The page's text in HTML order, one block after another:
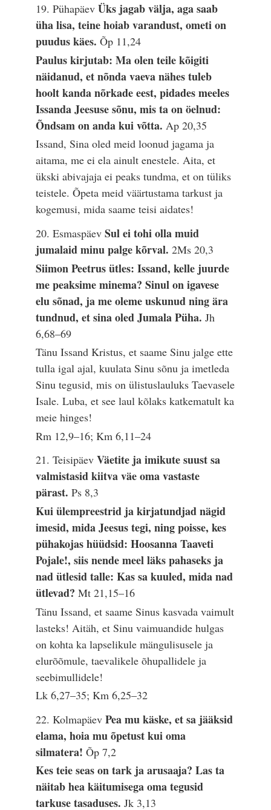
19. PühapäevÜks jagab välja, aga saab
üha lisa, teine hoiab varandust, ometi on
puudus käes.Õp 11,24
Paulus kirjutab: Ma olen teile kõigiti
näidanud, et nõnda vaeva nähes tuleb
hoolt kanda nõrkade eest, pidades meeles
Issanda Jeesuse sõnu, mis ta on öelnud:
Õndsam on anda kui võtta.Ap 20,35
Issand, Sina oled meid loonud jagama ja
aitama, me ei ela ainult enestele. Aita, et
ükski abivajaja ei peaks tundma, et on tüliks
teistele. Õpeta meid väärtustama tarkust ja
kogemusi, mida saame teisi aidates!
20. EsmaspäevSul ei tohi olla muid
jumalaid minu palge kõrval.2Ms 20,3
Siimon Peetrus ütles: Issand, kelle juurde
me peaksime minema? Sinul on igavese
elu sõnad, ja me oleme uskunud ning ära
tundnud, et sina oled Jumala Püha.Jh
6,68–69
Tänu Issand Kristus, et saame Sinu jalge ette
tulla igal ajal, kuulata Sinu sõnu ja imetleda
Sinu tegusid, mis on ülistuslauluks Taevasele
Isale. Luba, et see laul kõlaks katkematult ka
meie hinges!
Rm 12,9–16; Km 6,11–24
21. TeisipäevVäetite ja imikute suust sa
valmistasid kiitva väe oma vastaste
pärast.Ps 8,3
Kui ülempreestrid ja kirjatundjad nägid
imesid, mida Jeesus tegi, ning poisse, kes
pühakojas hüüdsid: Hoosanna Taaveti
Pojale!, siis nende meel läks pahaseks ja
nad ütlesid talle: Kas sa kuuled, mida nad
ütlevad?Mt 21,15–16
Tänu Issand, et saame Sinus kasvada vaimult
lasteks! Aitäh, et Sinu vaimuandide hulgas
on kohta ka lapselikule mängulisusele ja
elurõõmule, taevalikele õhupallidele ja
seebimullidele!
Lk 6,27–35; Km 6,25–32
22. KolmapäevPea mu käske, et sa jääksid
elama, hoia mu õpetust kui oma
silmatera!Õp 7,2
Kes teie seas on tark ja arusaaja? Las ta
näitab hea käitumisega oma tegusid
tarkuse tasaduses.Jk 3,13